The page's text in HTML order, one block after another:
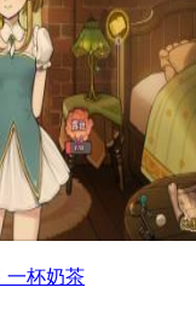
一杯奶茶